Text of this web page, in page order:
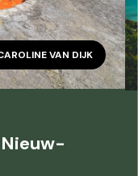
VAN DIJK